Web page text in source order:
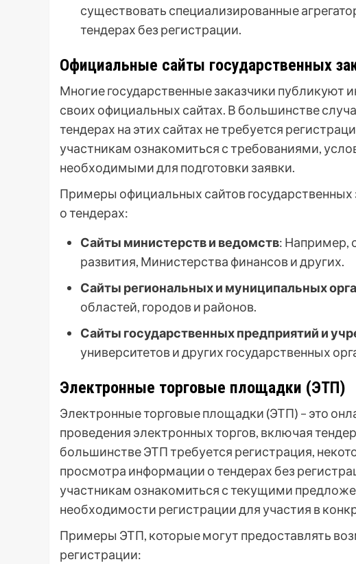
существовать специализированные
тендерах без регистрации.
Официальные сайты государственных
Многие государственные заказчики
своих официальных сайтах. В большинстве
тендерах на этих сайтах не требуется
участникам ознакомиться с требованиями,
необходимыми для подготовки заявки.
Примеры официальных сайтов
о тендерах:
Сайты министерств и ведомств: Например,
развития, Министерства финансов и других.
Сайты региональных и муниципальных
областей, городов и районов.
Сайты государственных предприятий и
университетов и других государственных
Электронные торговые площадки (ЭТП)
Электронные торговые площадки (ЭТП) – это
проведения электронных торгов, включая
большинстве ЭТП требуется регистрация,
просмотра информации о тендерах без
участникам ознакомиться с текущими
необходимости регистрации для участия в
Примеры ЭТП, которые могут предоставлять
регистрации: